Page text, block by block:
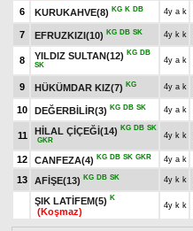
6 KURUKAHVE(8) KG K DB 4y a k
7 EFRUZKIZI(10) KG DB SK 4y k k
8 YILDIZ SULTAN(12) KG DB
SK
4y a k
9 HÜKÜMDAR KIZ(7) KG 4y a k
10 DEĞERBİLİR(3) KG DB SK 4y a k
11 HİLAL ÇİÇEĞİ(14) KG DB SK
GKR
4y k k
12 CANFEZA(4) KG DB SK GKR 4y a k
13
AFİŞE(13) KG DB SK 4y k k
ŞIK LATİFEM(5) K
(Koşmaz)
4y k k